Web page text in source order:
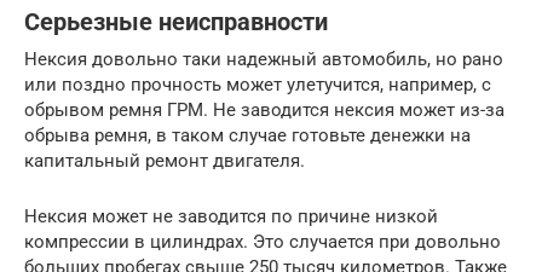
Серьезные неисправности
Нексия довольно таки надежный автомобиль, но рано
или поздно прочность может улетучится, например, с
обрывом ремня ГРМ. Не заводится нексия может из-за
обрыва ремня, в таком случае готовьте денежки на
капитальный ремонт двигателя.
Нексия может не заводится по причине низкой
компрессии в цилиндрах. Это случается при довольно
больших пробегах свыше 250 тысяч километров. Также